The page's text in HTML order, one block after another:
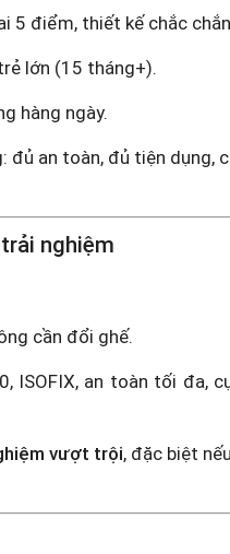
5 điểm, thiết kế chắc
lớn (15 tháng+).
hàng ngày.
đủ an toàn, đủ tiện dụng,
nghiệm
cần đổi ghế.
ISOFIX, an toàn tối đa,
vượt trội, đặc biệt